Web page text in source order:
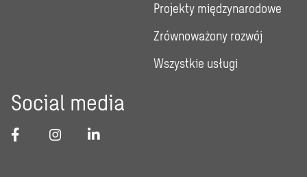
Projekty międzynarodowe
Zrównoważony rozwój
Wszystkie usługi
Social media